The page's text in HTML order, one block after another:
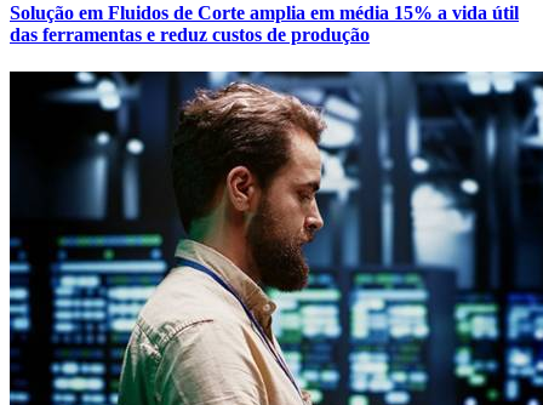
Solução em Fluidos de Corte amplia em média 15% a vida útil
das ferramentas e reduz custos de produção